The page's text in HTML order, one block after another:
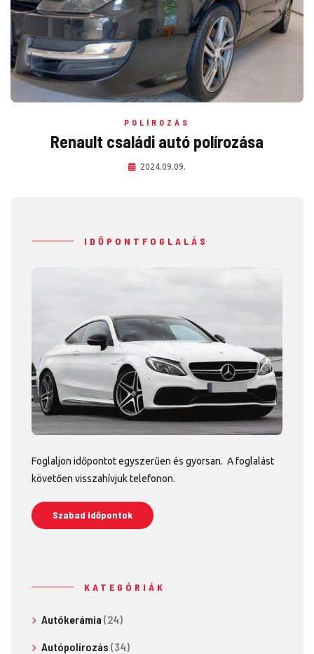
POLÍROZÁS
Renault családi autó polírozása
2024.09.09.
IDŐPONTFOGLALÁS
Foglaljon időpontot egyszerűen és gyorsan. A foglalást
követően visszahívjuk telefonon.
Szabad időpontok
KATEGÓRIÁK
Autókerámia (24)
Autópolírozás (34)